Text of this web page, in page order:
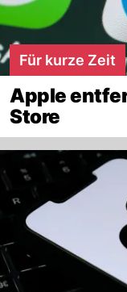
Für kurze Zeit
Apple
Store